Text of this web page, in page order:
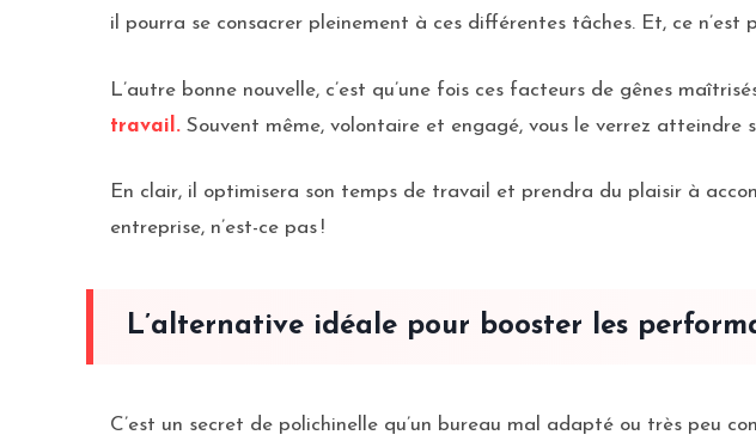
il pourra se consacrer pleinement à ces différentes tâches. Et, ce n’est
L’autre bonne nouvelle, c’est qu’une fois ces facteurs de gênes
travail. Souvent même, volontaire et engagé, vous le verrez atteindre
En clair, il optimisera son temps de travail et prendra du plaisir à
entreprise, n’est-ce pas !
L’alternative idéale pour booster les
C’est un secret de polichinelle qu’un bureau mal adapté ou très